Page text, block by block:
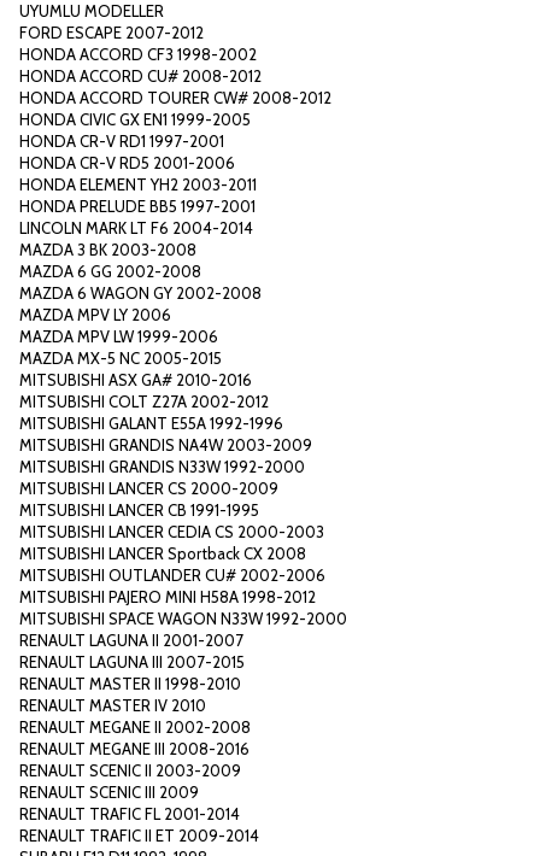
UYUMLU MODELLER
FORD ESCAPE 2007-2012
HONDA ACCORD CF3 1998-2002
HONDA ACCORD CU# 2008-2012
HONDA ACCORD TOURER CW# 2008-2012
HONDA CIVIC GX EN1 1999-2005
HONDA CR-V RD1 1997-2001
HONDA CR-V RD5 2001-2006
HONDA ELEMENT YH2 2003-2011
HONDA PRELUDE BB5 1997-2001
LINCOLN MARK LT F6 2004-2014
MAZDA 3 BK 2003-2008
MAZDA 6 GG 2002-2008
MAZDA 6 WAGON GY 2002-2008
MAZDA MPV LY 2006
MAZDA MPV LW 1999-2006
MAZDA MX-5 NC 2005-2015
MITSUBISHI ASX GA# 2010-2016
MITSUBISHI COLT Z27A 2002-2012
MITSUBISHI GALANT E55A 1992-1996
MITSUBISHI GRANDIS NA4W 2003-2009
MITSUBISHI GRANDIS N33W 1992-2000
MITSUBISHI LANCER CS 2000-2009
MITSUBISHI LANCER CB 1991-1995
MITSUBISHI LANCER CEDIA CS 2000-2003
MITSUBISHI LANCER Sportback CX 2008
MITSUBISHI OUTLANDER CU# 2002-2006
MITSUBISHI PAJERO MINI H58A 1998-2012
MITSUBISHI SPACE WAGON N33W 1992-2000
RENAULT LAGUNA II 2001-2007
RENAULT LAGUNA III 2007-2015
RENAULT MASTER II 1998-2010
RENAULT MASTER IV 2010
RENAULT MEGANE II 2002-2008
RENAULT MEGANE III 2008-2016
RENAULT SCENIC II 2003-2009
RENAULT SCENIC III 2009
RENAULT TRAFIC FL 2001-2014
RENAULT TRAFIC II ET 2009-2014